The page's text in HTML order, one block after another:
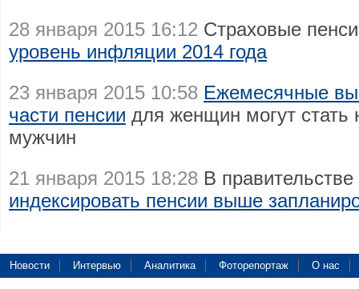
28 января 2015 16:12 Страховые
уровень инфляции 2014 года
23 января 2015 10:58 Ежемесячные
части пенсии для женщин могут
мужчин
21 января 2015 18:28 В
индексировать пенсии выше
Новости Интервью Аналитика Фоторепортаж О нас